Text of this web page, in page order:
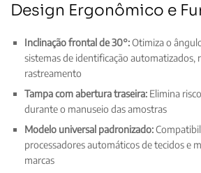
Design Ergonômico e
Inclinação frontal de 30°:Otimiza o
sistemas de identificação automatizados,
rastreamento
Tampa com abertura traseira: Elimina
durante o manuseio das amostras
Modelo universal padronizado:
processadores automáticos de tecidos e
marcas